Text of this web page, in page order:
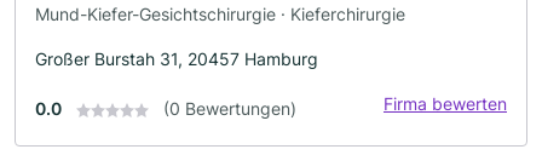
Mund-Kiefer-Gesichtschirurgie · Kieferchirurgie
Großer Burstah 31, 20457 Hamburg
0.0 (0 Bewertungen) Firma bewerten